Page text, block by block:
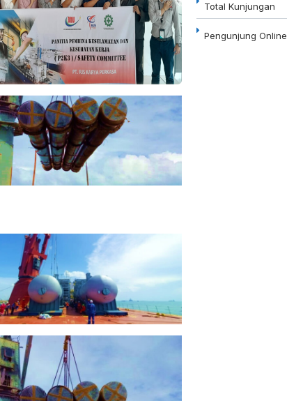
Total Kunjungan
Pengunjung Online